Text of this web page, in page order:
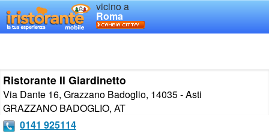
vicino a
Roma
Ristorante Il Giardinetto
Via Dante 16, Grazzano Badoglio, 14035 - Asti
GRAZZANO BADOGLIO, AT
0141 925114